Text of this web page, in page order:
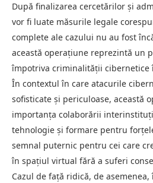
După finalizarea cercetărilor și
vor fi luate măsurile legale
complete ale cazului nu au fost
această operațiune reprezintă un
împotriva criminalității cibernetice
În contextul în care atacurile
sofisticate și periculoase, această
importanța colaborării
tehnologie și formare pentru
semnal puternic pentru cei care
în spațiul virtual fără a suferi
Cazul de față ridică, de